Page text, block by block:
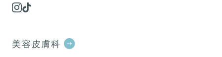
美容皮膚科